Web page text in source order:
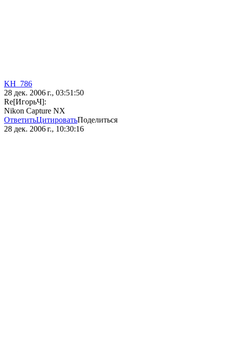
KH_786
28 дек. 2006 г., 03:51:50
Re[ИгорьЧ]:
Nikon Capture NX
ОтветитьЦитироватьПоделиться
28 дек. 2006 г., 10:30:16